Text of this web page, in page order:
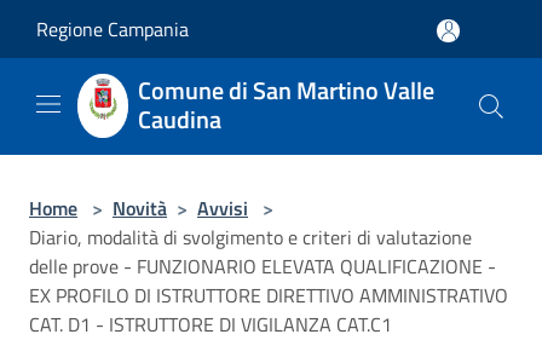
Regione Campania
Comune di San Martino Valle
Caudina
Home > Novità > Avvisi >
Diario, modalità di svolgimento e criteri di valutazione
delle prove - FUNZIONARIO ELEVATA QUALIFICAZIONE -
EX PROFILO DI ISTRUTTORE DIRETTIVO AMMINISTRATIVO
CAT. D1 - ISTRUTTORE DI VIGILANZA CAT.C1